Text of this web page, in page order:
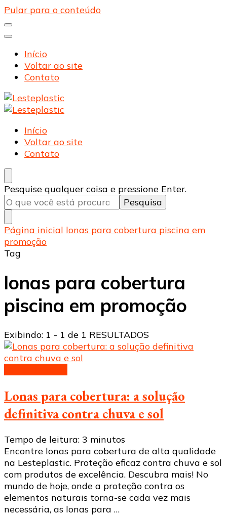
Pular para o conteúdo
Início
Voltar ao site
Contato
Lesteplastic
Blog – Lesteplastic
Lesteplastic
Blog – Lesteplastic
Início
Voltar ao site
Contato
Procurando
algo?
Pesquise qualquer coisa e pressione Enter.
Página inicial lonas para cobertura piscina em
promoção
Tag
lonas para cobertura
piscina em promoção
Exibindo: 1 - 1 de 1 RESULTADOS
Lonas para cobertura: a solução
definitiva contra chuva e sol
Tempo de leitura: 3 minutos
Encontre lonas para cobertura de alta qualidade
na Lesteplastic. Proteção eficaz contra chuva e sol
com produtos de excelência. Descubra mais! No
mundo de hoje, onde a proteção contra os
elementos naturais torna-se cada vez mais
necessária, as lonas para …